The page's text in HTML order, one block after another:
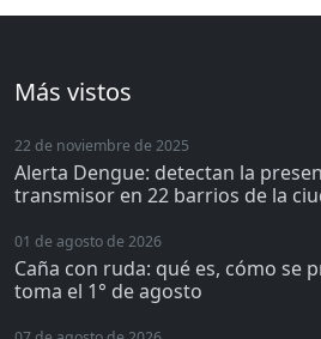
Más vistos
22 de noviembre de 2025
Alerta Dengue: detectan la
transmisor en 22 barrios de la
01 de agosto de 2026
Caña con ruda: qué es, cómo se
toma el 1° de agosto